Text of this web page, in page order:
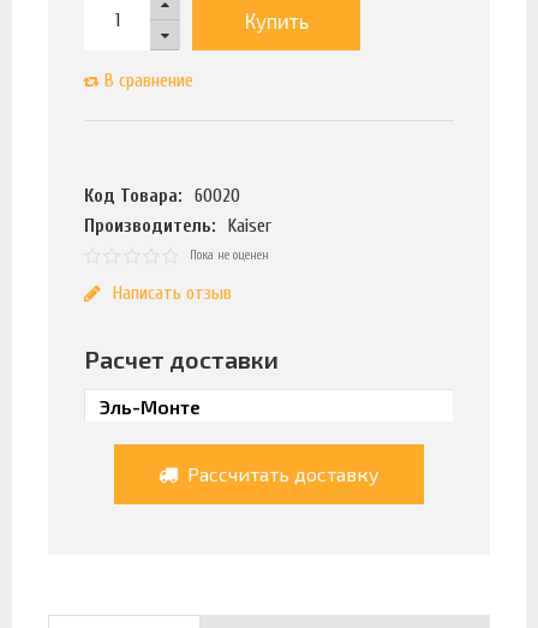
Купить
В сравнение
Код Товара:
60020
Производитель:
Kaiser
Пока не оценен
Написать отзыв
Расчет доставки
Рассчитать доставку